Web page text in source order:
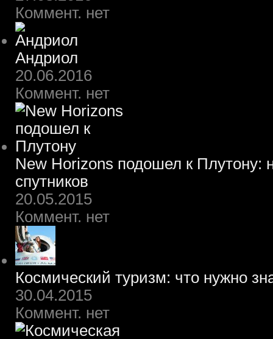
Коммент. нет
Андриол
20.06.2016
Коммент. нет
New Horizons подошел к Плутону:
спутников
20.05.2015
Коммент. нет
Космический туризм: что нужно
30.04.2015
Коммент. нет